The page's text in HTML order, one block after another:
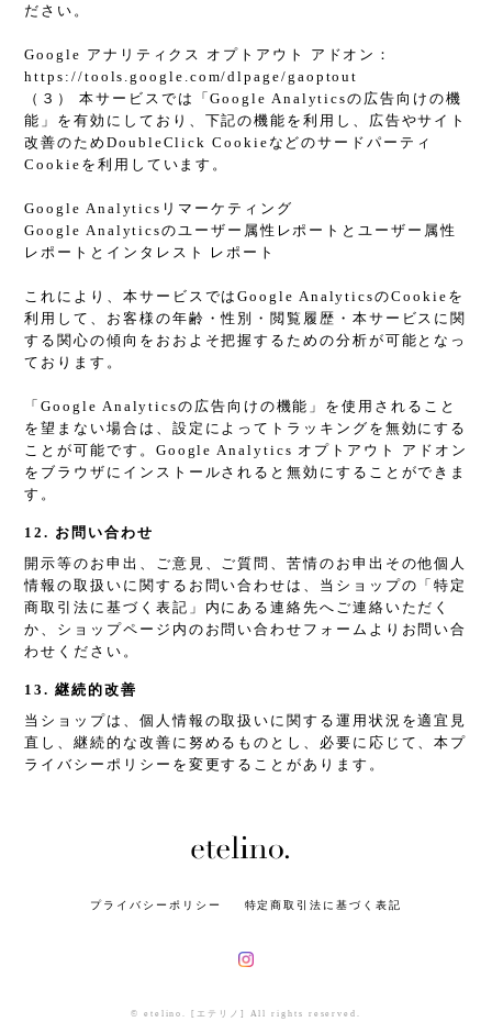
ださい。
Google アナリティクス オプトアウト アドオン：
https://tools.google.com/dlpage/gaoptout
（３） 本サービスでは「Google Analyticsの広告向けの機
能」を有効にしており、下記の機能を利用し、広告やサイト
改善のためDoubleClick Cookieなどのサードパーティ
Cookieを利用しています。
Google Analyticsリマーケティング
Google Analyticsのユーザー属性レポートとユーザー属性
レポートとインタレスト レポート
これにより、本サービスではGoogle AnalyticsのCookieを
利用して、お客様の年齢・性別・閲覧履歴・本サービスに関
する関心の傾向をおおよそ把握するための分析が可能となっ
ております。
「Google Analyticsの広告向けの機能」を使用されること
を望まない場合は、設定によってトラッキングを無効にする
ことが可能です。Google Analytics オプトアウト アドオン
をブラウザにインストールされると無効にすることができま
す。
12. お問い合わせ
開示等のお申出、ご意見、ご質問、苦情のお申出その他個人
情報の取扱いに関するお問い合わせは、当ショップの「特定
商取引法に基づく表記」内にある連絡先へご連絡いただく
か、ショップページ内のお問い合わせフォームよりお問い合
わせください。
13. 継続的改善
当ショップは、個人情報の取扱いに関する運用状況を適宜見
直し、継続的な改善に努めるものとし、必要に応じて、本プ
ライバシーポリシーを変更することがあります。
プライバシーポリシー 特定商取引法に基づく表記
© etelino. [エテリノ] All rights reserved.